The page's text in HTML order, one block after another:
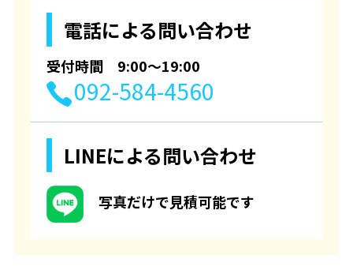
電話による問い合わせ
受付時間 9:00〜19:00
092-584-4560
LINEによる問い合わせ
写真だけで見積可能です